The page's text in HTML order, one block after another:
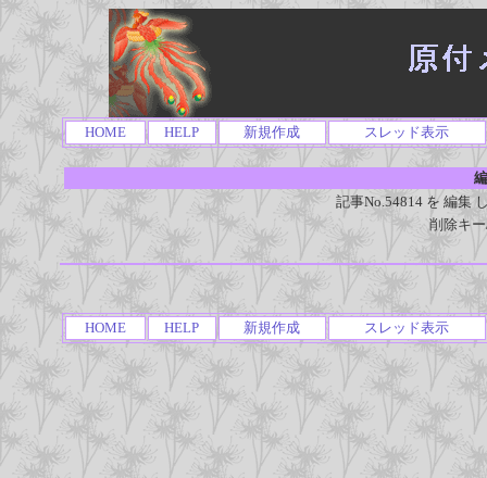
HOME HELP 新規作成 スレッド表示
記事No.54814 を 編集
削除キ
HOME HELP 新規作成 スレッド表示